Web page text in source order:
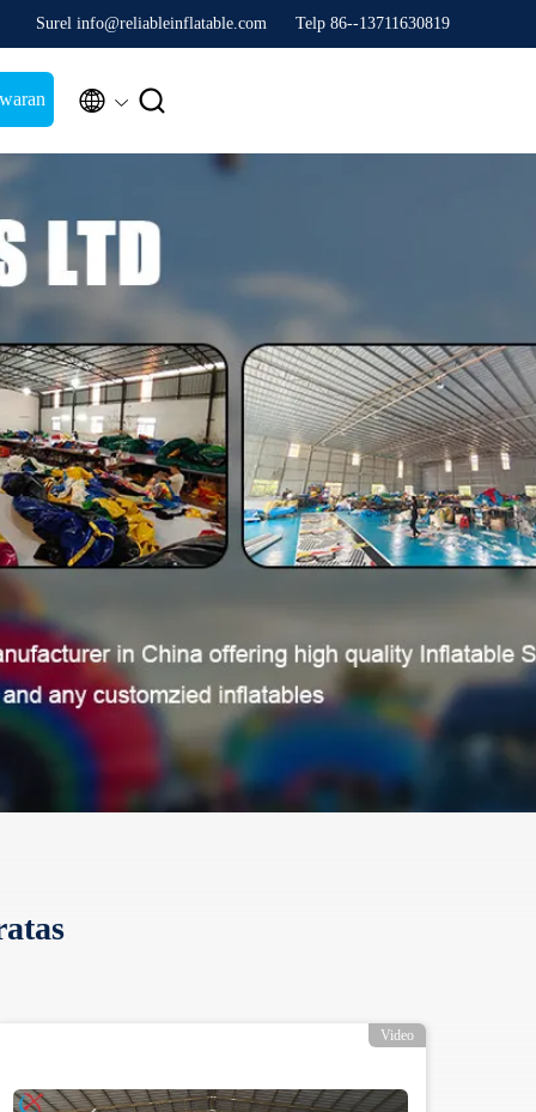
Surel info@reliableinflatable.com Telp 86--13711630819
 
Video